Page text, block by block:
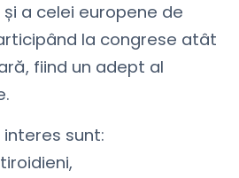
a celei europene de
la congrese atât
fiind un adept al
sunt: